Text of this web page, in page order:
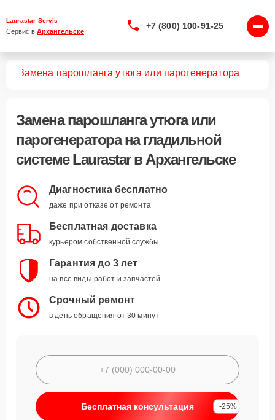
Laurastar Servis
Сервис в Архангельске
+7 (800) 100-91-25
Замена парошланга утюга или парогенератора
Замена парошланга утюга или
парогенераторана гладильной
системе Laurastar в Архангельске
Диагностика бесплатно
даже при отказе от ремонта
Бесплатная доставка
курьером собственной службы
Гарантия до 3 лет
на все виды работ и запчастей
Срочный ремонт
в день обращения от 30 минут
Бесплатная консультация -25%